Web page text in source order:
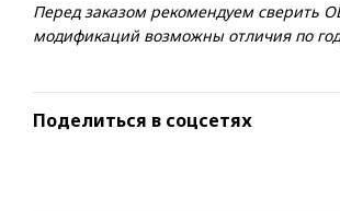
Перед заказом рекомендуем сверить
модификаций возможны отличия по
Поделиться в соцсетях